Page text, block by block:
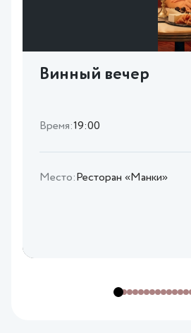
Винный вечер
Время:19:00
Место:Ресторан «Манки»